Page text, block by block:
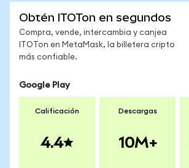
Obtén ITOTon en segundos
Compra, vende, intercambia y canjea
ITOTon en MetaMask, la billetera cripto
más confiable.
Google Play
Calificación
4.4
Descargas
10M+